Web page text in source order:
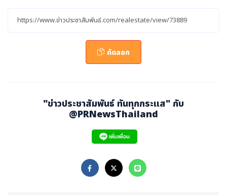
คัดลอก
"ข่าวประชาสัมพันธ์ ทันทุกกระแส" กับ
@PRNewsThailand